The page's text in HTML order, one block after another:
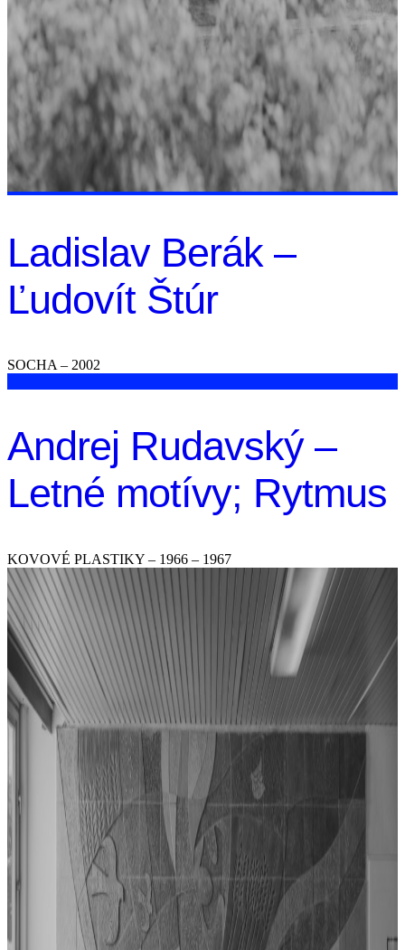
Ladislav Berák –
Ľudovít Štúr
SOCHA – 2002
Andrej Rudavský –
Letné motívy; Rytmus
KOVOVÉ PLASTIKY – 1966 – 1967